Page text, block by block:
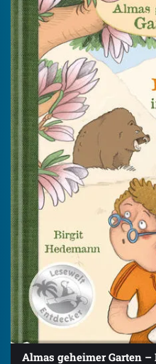
Almas geheimer Garten